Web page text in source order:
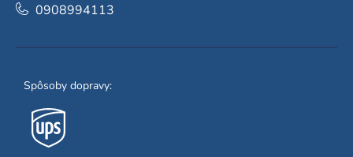
0908994113
Spôsoby dopravy: